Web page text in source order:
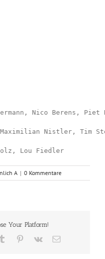
Nico Berens, Piet
Nistler, Tim
Lou Fiedler
A | 0 Kommentare
Your Platform!
Tumblr Pinterest
Vk
E-